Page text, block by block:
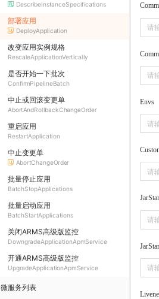
DescribeInstanceSpecifications
部署应用
DeployApplication
改变应用实例规格
RescaleApplicationVertically
是否开始一下批次
ConfirmPipelineBatch
中止或回滚变更单
AbortAndRollbackChangeOrder
重启应用
RestartApplication
中止变更单
AbortChangeOrder
批量停止应用
BatchStopApplications
批量启动应用
BatchStartApplications
关闭ARMS高级版监控
DowngradeApplicationApmService
开通ARMS高级版监控
UpgradeApplicationApmService
微服务列表
Envs